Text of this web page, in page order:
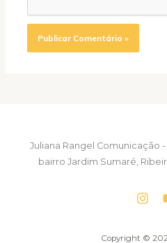
Juliana Rangel Comunicação -
bairro Jardim Sumaré,
Copyright ©